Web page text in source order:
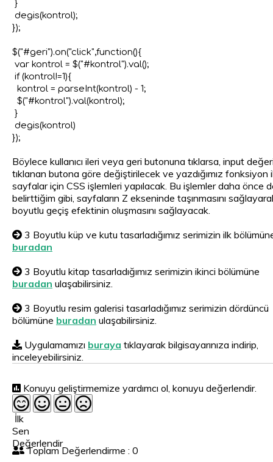
}
degis(kontrol);
});
$("#geri").on("click",function(){
var kontrol = $("#kontrol").val();
if (kontrol!=1){
  kontrol = parseInt(kontrol) - 1;
  $("#kontrol").val(kontrol);
}
degis(kontrol)
Böylece kullanıcı ileri veya geri butonuna tıklarsa, input
tıklanan butona göre değiştirilecek ve yazdığımız fonksiyon
sayfalar için CSS işlemleri yapılacak. Bu işlemler daha önce
belirttiğim gibi, sayfaların Z ekseninde taşınmasını
boyutlu geçiş efektinin oluşmasını sağlayacak.
3 Boyutlu küp ve kutu tasarladığımız serimizin ilk
buradan
3 Boyutlu kitap tasarladığımız serimizin ikinci bölümüne
buradan ulaşabilirsiniz.
3 Boyutlu resim galerisi tasarladığımız serimizin dördüncü
bölümüne buradan ulaşabilirsiniz.
Uygulamamızı buraya tıklayarak bilgisayarınıza indirip,
inceleyebilirsiniz.
Konuyu geliştirmemize yardımcı ol, konuyu değerlendir.
İlk
Sen
Değerlendir
Toplam Değerlendirme : 0